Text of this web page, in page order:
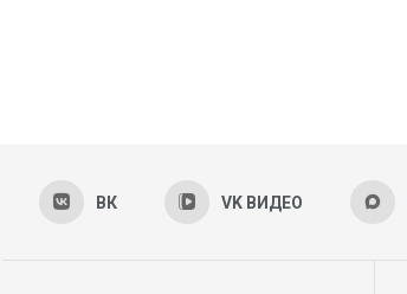
ВК VK ВИДЕО